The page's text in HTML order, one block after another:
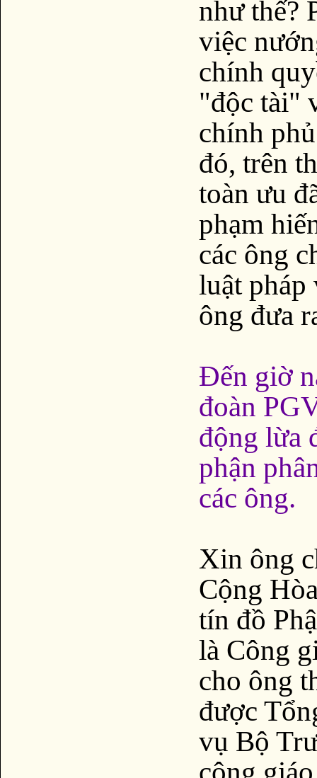
như thế?
việc
chính
"độc tài"
chính
đó, trên
toàn ưu
phạm
các ông
luật pháp
ông đưa
Đến giờ
đoàn
động lừa
phận
các ông.
Xin ông
Cộng
tín đồ
là Công
cho ông
được
vụ Bộ